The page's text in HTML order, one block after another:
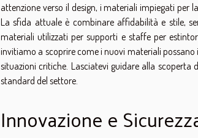
attenzione verso il design, i materiali impiegati per
La sfida attuale è combinare affidabilità e stile,
materiali utilizzati per supporti e staffe per
invitiamo a scoprire come i nuovi materiali
situazioni critiche. Lasciatevi guidare alla
standard del settore.
Innovazione e